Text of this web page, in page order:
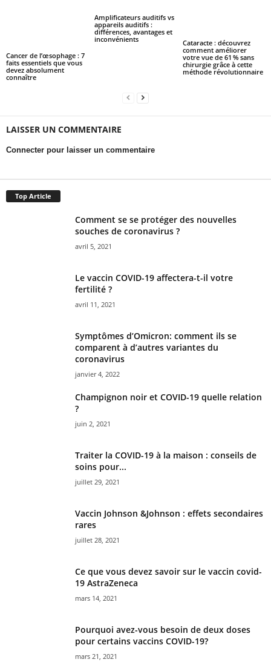
Cancer de l’œsophage : 7
faits essentiels que vous
devez absolument
connaître
Amplificateurs auditifs vs
appareils auditifs :
différences, avantages et
inconvénients
Cataracte : découvrez
comment améliorer
votre vue de 61 % sans
chirurgie grâce à cette
méthode révolutionnaire
LAISSER UN COMMENTAIRE
Connecter pour laisser un commentaire
Top Article
Comment se se protéger des nouvelles
souches de coronavirus ?
avril 5, 2021
Le vaccin COVID-19 affectera-t-il votre
fertilité ?
avril 11, 2021
Symptômes d’Omicron: comment ils se
comparent à d’autres variantes du
coronavirus
janvier 4, 2022
Champignon noir et COVID-19 quelle relation
?
juin 2, 2021
Traiter la COVID-19 à la maison : conseils de
soins pour...
juillet 29, 2021
Vaccin Johnson &Johnson : effets secondaires
rares
juillet 28, 2021
Ce que vous devez savoir sur le vaccin covid-
19 AstraZeneca
mars 14, 2021
Pourquoi avez-vous besoin de deux doses
pour certains vaccins COVID-19?
mars 21, 2021